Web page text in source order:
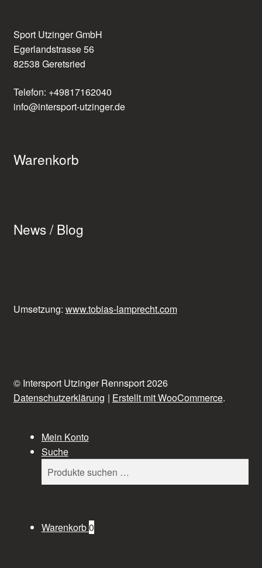
Sport Utzinger GmbH
Egerlandstrasse 56
82538 Geretsried
Telefon: +49817162040
info@intersport-utzinger.de
Warenkorb
News / Blog
Umsetzung: www.tobias-lamprecht.com
© Intersport Utzinger Rennsport 2026
Datenschutzerklärung
Erstellt mit WooCommerce.
Mein Konto
Suche
Suchen
nach:
Suchen
Warenkorb0